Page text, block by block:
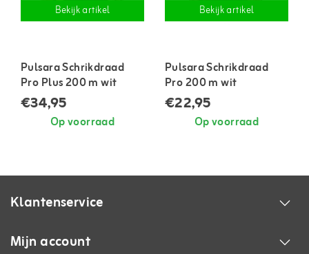
Bekijk artikel
Pulsara Schrikdraad
Pro Plus 200 m wit
€34,95
Op voorraad
Bekijk artikel
Pulsara Schrikdraad
Pro 200 m wit
€22,95
Op voorraad
Klantenservice
Mijn account